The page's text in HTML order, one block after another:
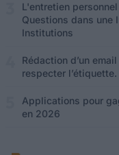
L'entretien
Questions dans une
Institutions
Rédaction d’un
respecter
Applications pour
en 2026